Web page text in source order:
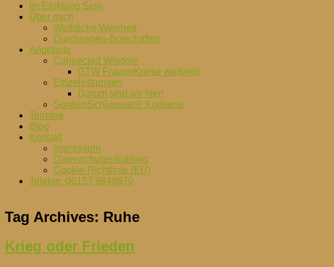
Im Einklang Sein
Über mich
Weibliche Weisheit
Durchsagen-Botschaften
Angebote
Connected Wisdom
GTW FrauenKreise weltweit
Einzelsitzungen
Darum sind wir hier!
SonnenSchluessel® Konsens
Termine
Blog
Kontakt
Impressum
Datenschutzerklärung
Cookie-Richtlinie (EU)
Telefon: 06157 9848870
Tag Archives: Ruhe
Krieg oder Frieden